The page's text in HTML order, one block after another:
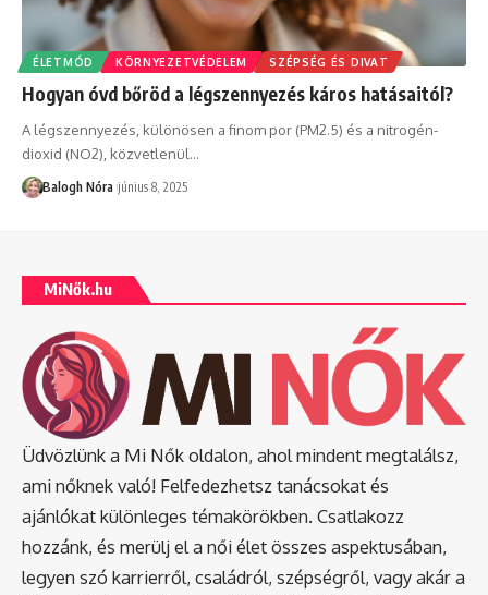
ÉLETMÓD KÖRNYEZETVÉDELEM SZÉPSÉG ÉS DIVAT
Hogyan óvd bőröd a légszennyezés káros hatásaitól?
A légszennyezés, különösen a finom por (PM2.5) és a nitrogén-
dioxid (NO2), közvetlenül…
Balogh Nóra június 8, 2025
MiNők.hu
Üdvözlünk a Mi Nők oldalon, ahol mindent megtalálsz,
ami nőknek való! Felfedezhetsz tanácsokat és
ajánlókat különleges témakörökben. Csatlakozz
hozzánk, és merülj el a női élet összes aspektusában,
legyen szó karrierről, családról, szépségről, vagy akár a